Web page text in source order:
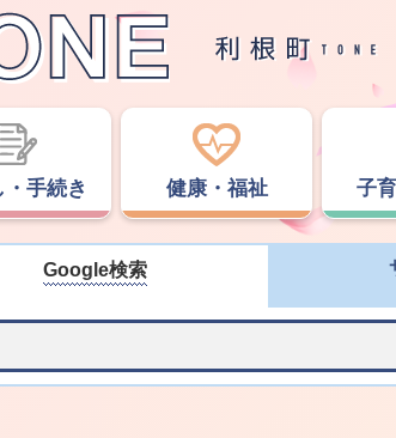
・手続き 健康・福祉 子
Google検索